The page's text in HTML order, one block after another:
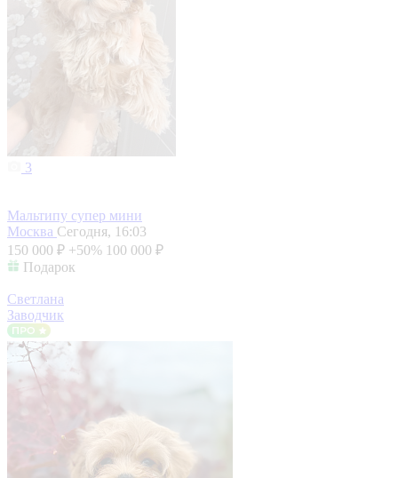
3
Мальтипу супер мини
Москва Сегодня, 16:03
150 000 ₽ +50% 100 000 ₽
Подарок
Светлана
Заводчик